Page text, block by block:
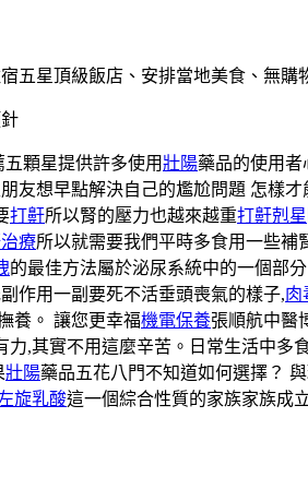
五星頂級飯店、安排當地美食、無
五顆星提供許多使用壯陽藥品的使用者
友想早點解決自己的尷尬問題 怎樣才
打鼾所以腎的壓力也越來越重打鼾剋星
療所以就需要我們平時多食用一些補
的最佳方法屬於泌尿系統中的一個部分
作用一副要死不活垂頭喪氣的樣子,肉
養。 讓您更幸福機電保養張順航中醫
力,其實不用這麼辛苦。日常生活中多
壯陽藥品五花八門不知道如何選擇？
旋乳酸這一個綜合性質的家族家族成